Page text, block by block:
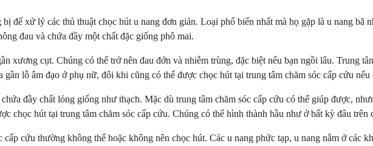
để xử lý các thủ thuật chọc hút u nang đơn giản. Loại phổ biến nhất mà họ gặp là u nang
đau và chứa đầy một chất đặc giống phô mai.
xương cụt. Chúng có thể trở nên đau đớn và nhiễm trùng, đặc biệt nếu bạn ngồi lâu. Trung
lỗ âm đạo ở phụ nữ, đôi khi cũng có thể được chọc hút tại trung tâm chăm sóc cấp cứu
đầy chất lỏng giống như thạch. Mặc dù trung tâm chăm sóc cấp cứu có thể giúp được,
chọc hút tại trung tâm chăm sóc cấp cứu. Chúng có thể hình thành hầu như ở bất kỳ đâu
cứu thường không thể hoặc không nên chọc hút. Các u nang phức tạp, u nang nằm ở các